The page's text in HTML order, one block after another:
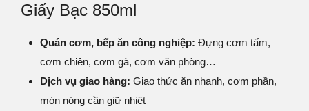
Giấy Bạc 850ml
Quán cơm, bếp ăn công nghiệp: Đựng cơm tấm,
cơm chiên, cơm gà, cơm văn phòng…
Dịch vụ giao hàng: Giao thức ăn nhanh, cơm phần,
món nóng cần giữ nhiệt